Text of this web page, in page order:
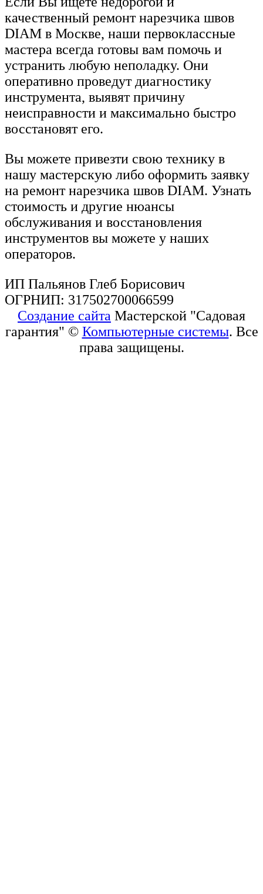
качественный ремонт нарезчика швов
DIAM в Москве, наши первоклассные
мастера всегда готовы вам помочь и
устранить любую неполадку. Они
оперативно проведут диагностику
инструмента, выявят причину
неисправности и максимально быстро
восстановят его.
Вы можете привезти свою технику в
нашу мастерскую либо оформить заявку
на ремонт нарезчика швов DIAM. Узнать
стоимость и другие нюансы
обслуживания и восстановления
инструментов вы можете у наших
операторов.
ИП Пальянов Глеб Борисович
ОГРНИП: 317502700066599
Создание сайта Мастерской "Садовая
гарантия" © Компьютерные системы. Все
права защищены.